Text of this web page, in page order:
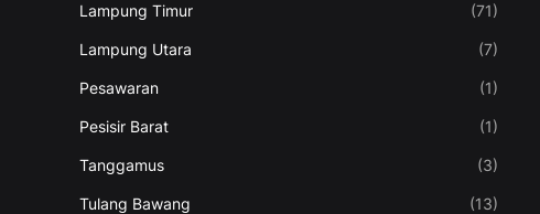
Lampung Timur (71)
Lampung Utara (7)
Pesawaran (1)
Pesisir Barat (1)
Tanggamus (3)
Tulang Bawang (13)